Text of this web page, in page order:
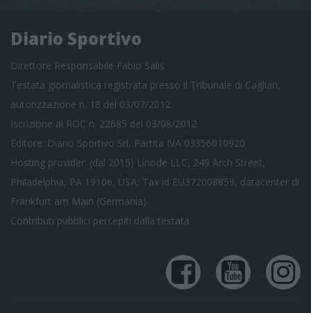
Diario Sportivo
Direttore Responsabile Fabio Salis
Testata giornalistica registrata presso il Tribunale di Cagliari,
autorizzazione n. 18 del 03/07/2012
Iscrizione al ROC n. 22685 del 03/08/2012
Editore: Diario Sportivo Srl, Partita IVA 03356010920
Hosting provider: (dal 2015) Linode LLC, 249 Arch Street,
Philadelphia, PA 19106, USA, Tax id EU372008859, datacenter di
Frankfurt am Main (Germania)
Contributi pubblici percepiti dalla testata